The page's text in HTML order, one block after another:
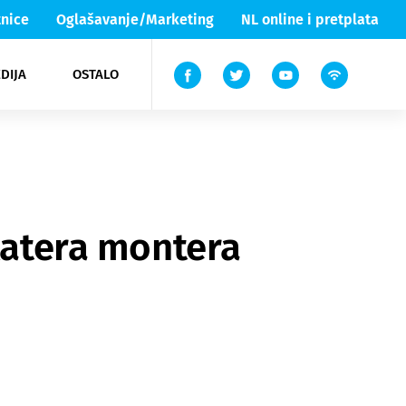
Oglašavanje/Marketing NL online i pretplata
OSTALO
Lika & Senj
TV
montera